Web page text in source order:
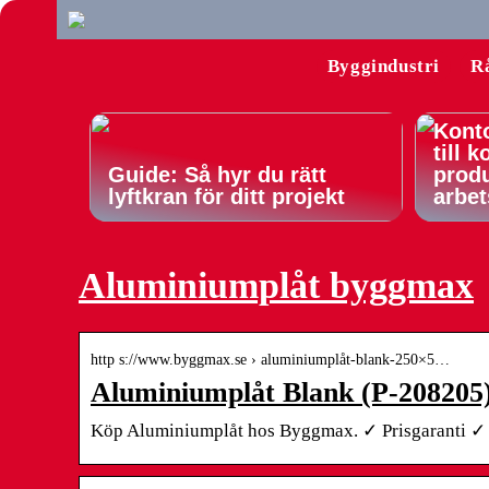
Byggindustri
Guide: Så hyr du rätt
lyftkran för ditt projekt
till
Aluminiumplåt byggmax
http s://www.byggmax.se › aluminiumplåt-blank-250×5…
Aluminiumplåt Blank (P-
Köp Aluminiumplåt hos Byggmax. ✓ Prisgaranti